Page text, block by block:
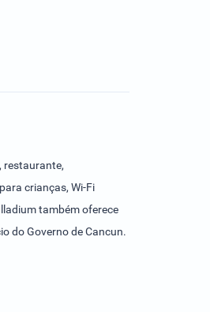
restaurante,
crianças, Wi-Fi
também oferece
do Governo de Cancun.